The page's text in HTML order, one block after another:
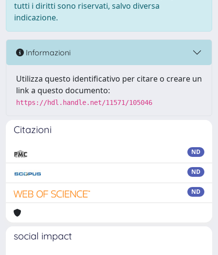
tutti i diritti sono riservati, salvo diversa
indicazione.
Informazioni
Utilizza questo identificativo per citare o creare un
link a questo documento:
https://hdl.handle.net/11571/105046
Citazioni
ND
ND
ND
social impact